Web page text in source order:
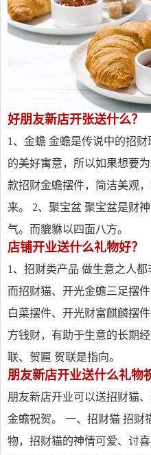
好朋友新店开张送什么？
1、金蟾 金蟾是传说中的招
的美好寓意，所以如果想要
款招财金蟾摆件，简洁美观
来。 2、聚宝盆 聚宝盆是财
气。而貔貅以四面八方。
店铺开业送什么礼物好？
1、招财类产品 做生意之人都
而招财猫、开光金蟾三足摆
白菜摆件、开光财富麒麟摆
方钱财，有助于生意的长期
联、贺匾 贺联是指向。
朋友新店开业送什么礼物
朋友新店开业可以送招财猫
金蟾祝贺。 一、招财猫 招财
物，招财猫的神情可爱、讨